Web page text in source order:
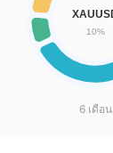
6 เดือน